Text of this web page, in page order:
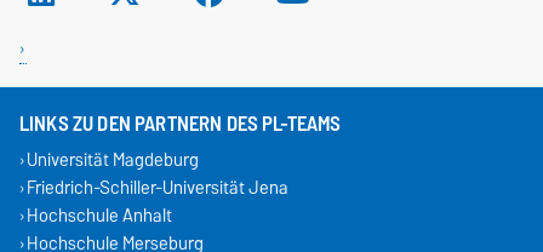
LINKS ZU DEN PARTNERN DES PL-TEAMS
Universität Magdeburg
Friedrich-Schiller-Universität Jena
Hochschule Anhalt
Hochschule Merseburg